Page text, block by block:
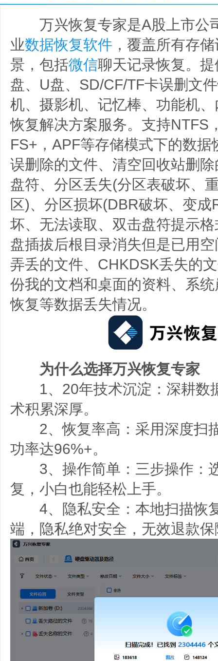
万兴恢复专家是A股上市公
业数据恢复软件 ，覆盖所有存
景，包括微信聊天记录恢复。
盘、U盘、SD/CF/TF卡误删文
机、摄影机、记忆棒、功能机
恢复解决方案服务。支持NTFS
FS+，APF等存储模式下的数
误删除的文件、清空回收站删
盘符、分区丢失(分区表破坏、
区)、分区损坏(DBR破坏、变
坏、无法读取、双击盘符提示
盘插拔后根目录消失但是已用
弄丢的文件、CHKDSK丢失的
份我的文档和桌面的资料、系
恢复等数据丢失情况。
为什么选择万兴恢复专家
1、20年技术沉淀：深耕数
术积累深厚。
2、恢复率高：采用深度扫
功率达96%+。
3、操作简单：三步操作：
复，小白也能轻松上手。
4、隐私安全：本地扫描恢
端，隐私绝对安全，无效退款